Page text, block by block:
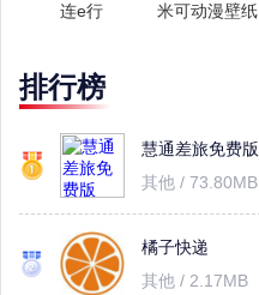
连e行 米可动漫壁纸
排行榜
慧通差旅免费版
其他 / 73.80MB
橘子快递
其他 / 2.17MB